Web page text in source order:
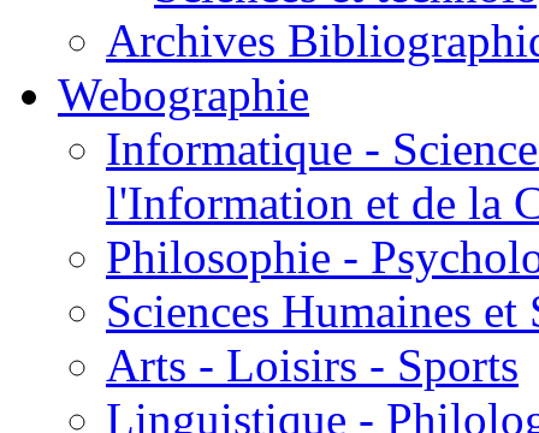
Archives
Webographie
Informatique -
l'Information et de la
Philosophie -
Sciences Humaines et
Arts - Loisirs - Sports
Linguistique -